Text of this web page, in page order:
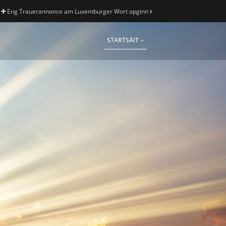
Eng Trauerannonce am Luxemburger Wort opginn
STARTSÄIT